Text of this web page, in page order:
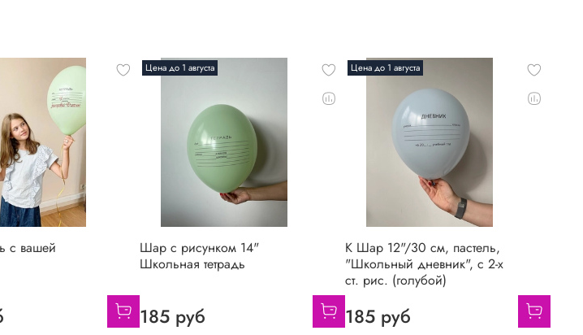
с вашей
Цена до 1 августа
Шар с рисунком 14"
Школьная тетрадь
185 руб
Цена до 1 августа
K Шар 12"/30 см, пастель,
"Школьный дневник", с 2-х
ст. рис. (голубой)
185 руб